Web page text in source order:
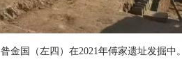
昝金国（左四）在2021年傅家遗址发掘中。